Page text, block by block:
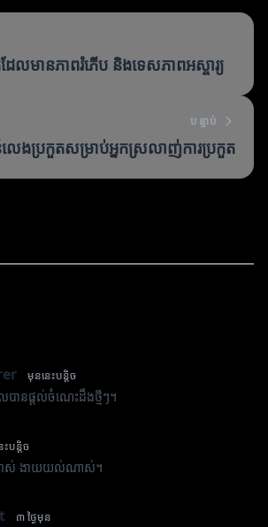
ែលមានភាពរំភើប និងទេសភាពអស្ចារ្យ
បន្ទាប់
ងប្រកួតសម្រាប់អ្នកស្រលាញ់ការប្រកួត
មុននេះបន្តិច
បានផ្តល់ចំណេះដឹងថ្មីៗ។
បន្តិច
លាស់ ងាយយល់ណាស់។
៣ ថ្ងៃមុន